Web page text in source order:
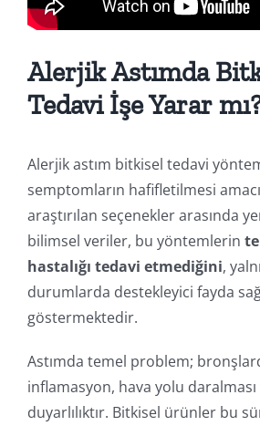
Alerjik Astımda
Tedavi İşe Yarar
Alerjik astım bitkisel tedavi
semptomların hafifletilmesi
araştırılan seçenekler arasında
bilimsel veriler, bu yöntemlerin
hastalığı tedavi etmediğini,
durumlarda destekleyici fayda
göstermektedir.
Astımda temel problem;
inflamasyon, hava yolu daralması
duyarlılıktır. Bitkisel ürünler bu